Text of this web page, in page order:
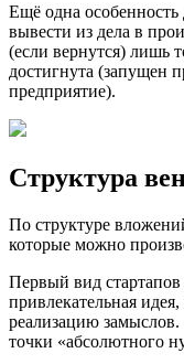
Ещё одна особенность
вывести из дела в
(если вернутся) лишь
достигнута (запущен
предприятие).
Структура
По структуре
которые можно
Первый вид стартапов
привлекательная
реализацию замыслов.
точки «абсолютного